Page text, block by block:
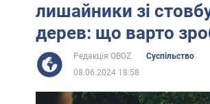
Африка
лишайники зі
дерев: що варто
Редакція OBOZ
Суспільство
08.06.2024 18:58